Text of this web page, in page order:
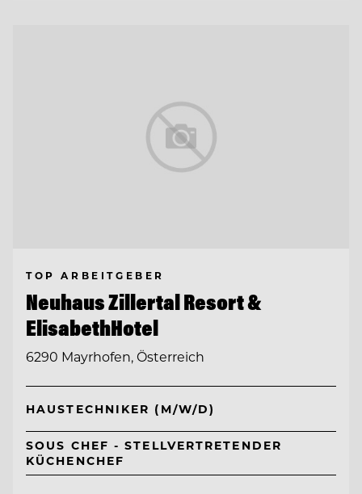
TOP ARBEITGEBER
Neuhaus Zillertal Resort &
ElisabethHotel
6290 Mayrhofen, Österreich
HAUSTECHNIKER (M/W/D)
SOUS CHEF - STELLVERTRETENDER
KÜCHENCHEF